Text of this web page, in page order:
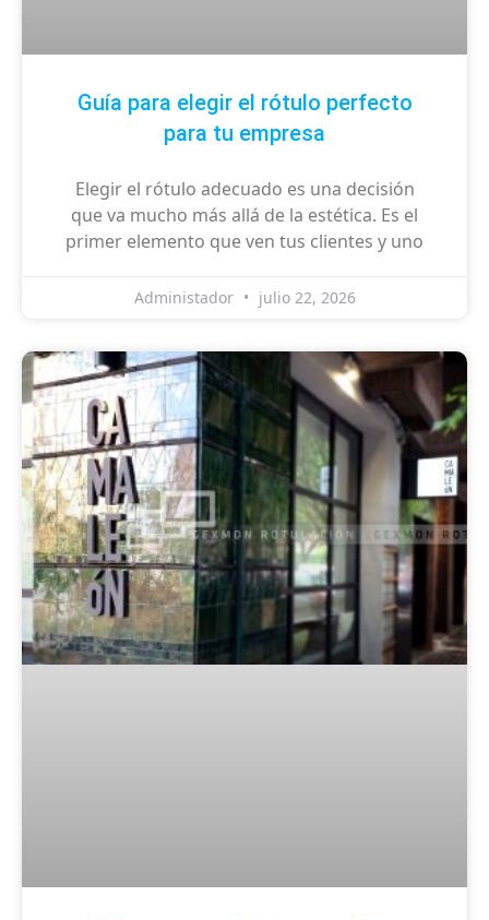
Guía para elegir el rótulo perfecto
para tu empresa
Elegir el rótulo adecuado es una decisión
que va mucho más allá de la estética. Es el
primer elemento que ven tus clientes y uno
Administador julio 22, 2026